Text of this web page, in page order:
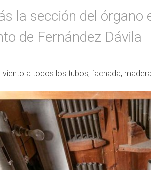
la sección del órgano
de Fernández Dávila
a todos los tubos, fachada,